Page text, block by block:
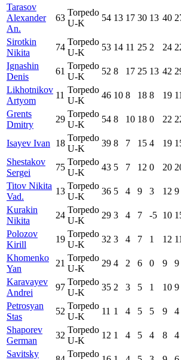
Tarasov
Alexander
An.
63
Torpedo
U-K
54 13 17 30 13 40
Sirotkin
Nikita
74
Torpedo
U-K
53 14 11 25 2 24
Ignashin
Denis
61
Torpedo
U-K
52 8 17 25 13 42
Likhotnikov
Artyom
11
Torpedo
U-K
46 10 8 18 8 19 11
Grents
Dmitry
29
Torpedo
U-K
54 8 10 18 0 22
Isayev Ivan 18
Torpedo
U-K
39 8 7 15 4 19
Shestakov
Sergei
75
Torpedo
U-K
43 5 7 12 0 20
Titov Nikita
Vad.
13
Torpedo
U-K
36 5 4 9 3 12 9
Kurakin
Nikita
24
Torpedo
U-K
29 3 4 7 -5 10
Polozov
Kirill
19
Torpedo
U-K
32 3 4 7 1 12 11
Khomenko
Yan
21
Torpedo
U-K
29 4 2 6 0 9 9
Karavayev
Andrei
97
Torpedo
U-K
35 2 3 5 1 10 9
Petrosyan
Stas
52
Torpedo
U-K
11 1 4 5 5 9 4
Shaporev
German
32
Torpedo
U-K
12 1 4 5 4 8 4
Savitsky
Torpedo